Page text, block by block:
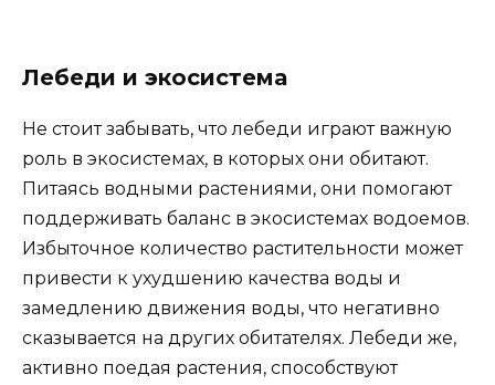
Лебеди и экосистема
Не стоит забывать, что лебеди играют важную
роль в экосистемах, в которых они обитают.
Питаясь водными растениями, они помогают
поддерживать баланс в экосистемах водоемов.
Избыточное количество растительности может
привести к ухудшению качества воды и
замедлению движения воды, что негативно
сказывается на других обитателях. Лебеди же,
активно поедая растения, способствуют